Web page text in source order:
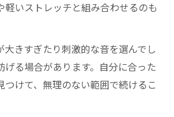
軽いストレッチと組み合わせるのも
大きすぎたり刺激的な音を選んでし
げる場合があります。自分に合った
つけて、無理のない範囲で続けるこ